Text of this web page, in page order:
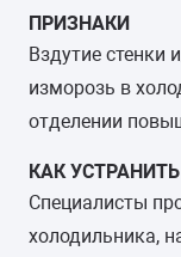
ПРИЗНАКИ
Вздутие стенки
изморозь в
отделении
КАК УСТРАНИТЬ
Специалисты
холодильника,